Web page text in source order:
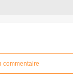
commentaire